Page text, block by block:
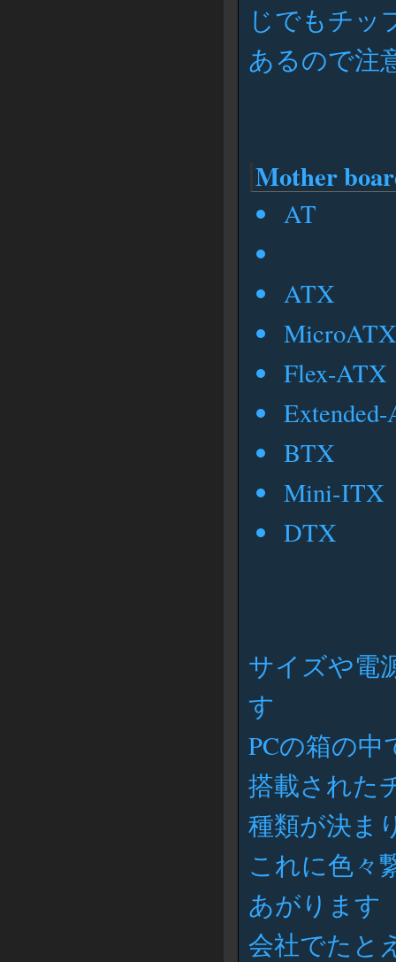
じでもチッ
あるので注
Mother
AT
ATX
MicroATX
Flex-ATX
BTX
Mini-ITX
DTX
サイズや電
す
PCの箱の
搭載された
種類が決ま
これに色々
あがります
会社でたと